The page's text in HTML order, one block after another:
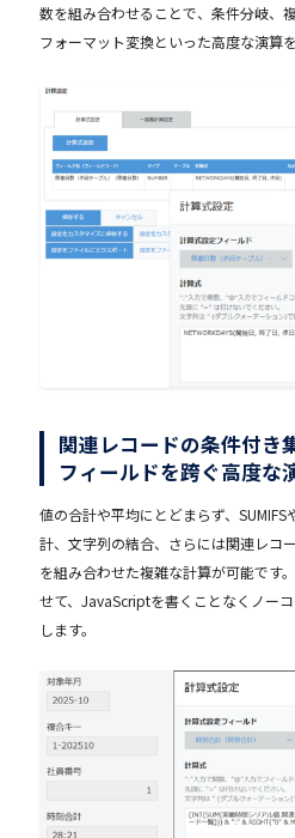
数を組み合わせることで、条件分岐、
フォーマット変換といった高度な演算
関連レコードの条件付き
フィールドを跨ぐ高度な
値の合計や平均にとどまらず、SUMIFS
計、文字列の結合、さらには関連レコ
を組み合わせた複雑な計算が可能です
せて、JavaScriptを書くことなくノー
します。